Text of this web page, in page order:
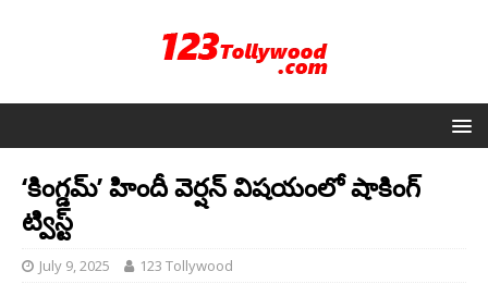
‘కింగ్డమ్’ హిందీ వెర్షన్ విషయంలో షాకింగ్
ట్విస్ట్
July 9, 2025 123 Tollywood